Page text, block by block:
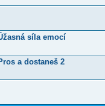
síla emocí
a dostaneš 2